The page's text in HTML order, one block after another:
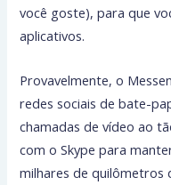
você goste), para que
aplicativos.
Provavelmente, o
redes sociais de bate-
chamadas de vídeo ao
com o Skype para
milhares de quilômetros